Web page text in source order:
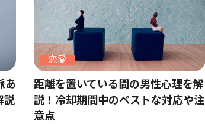
あ
説
恋愛
距離を置いている間の男性心理を解
説！冷却期間中のベストな対応や注
意点